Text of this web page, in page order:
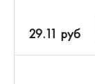
29.11 руб